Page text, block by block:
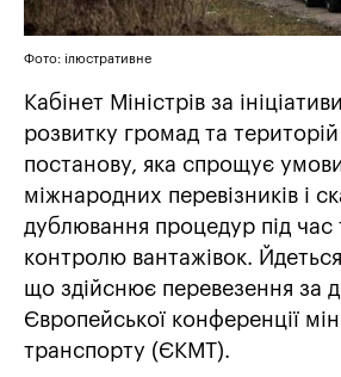
Фото: ілюстративне
Кабінет Міністрів за
розвитку громад та
постанову, яка спрощує
міжнародних перевізників і
дублювання процедур під час
контролю вантажівок.
що здійснює перевезення за
Європейської конференції
транспорту (ЄКМТ).